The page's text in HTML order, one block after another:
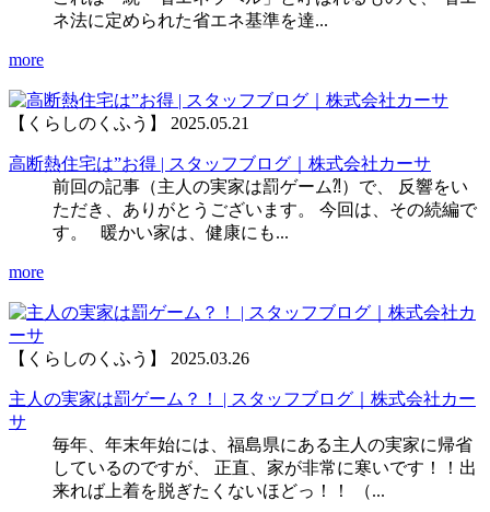
ネ法に定められた省エネ基準を達...
more
【くらしのくふう】 2025.05.21
高断熱住宅は”お得 | スタッフブログ｜株式会社カーサ
前回の記事（主人の実家は罰ゲーム⁈）で、 反響をい
ただき、ありがとうございます。 今回は、その続編で
す。 暖かい家は、健康にも...
more
【くらしのくふう】 2025.03.26
主人の実家は罰ゲーム？！ | スタッフブログ｜株式会社カー
サ
毎年、年末年始には、福島県にある主人の実家に帰省
しているのですが、 正直、家が非常に寒いです！！出
来れば上着を脱ぎたくないほどっ！！ （...